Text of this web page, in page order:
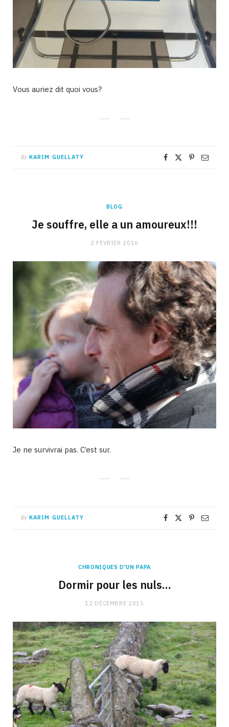
Vous auriez dit quoi vous?
By KARIM GUELLATY
BLOG
Je souffre, elle a un amoureux!!!
2 FÉVRIER 2016
Je ne survivrai pas. C’est sur.
By KARIM GUELLATY
CHRONIQUES D'UN PAPA
Dormir pour les nuls…
12 DÉCEMBRE 2015